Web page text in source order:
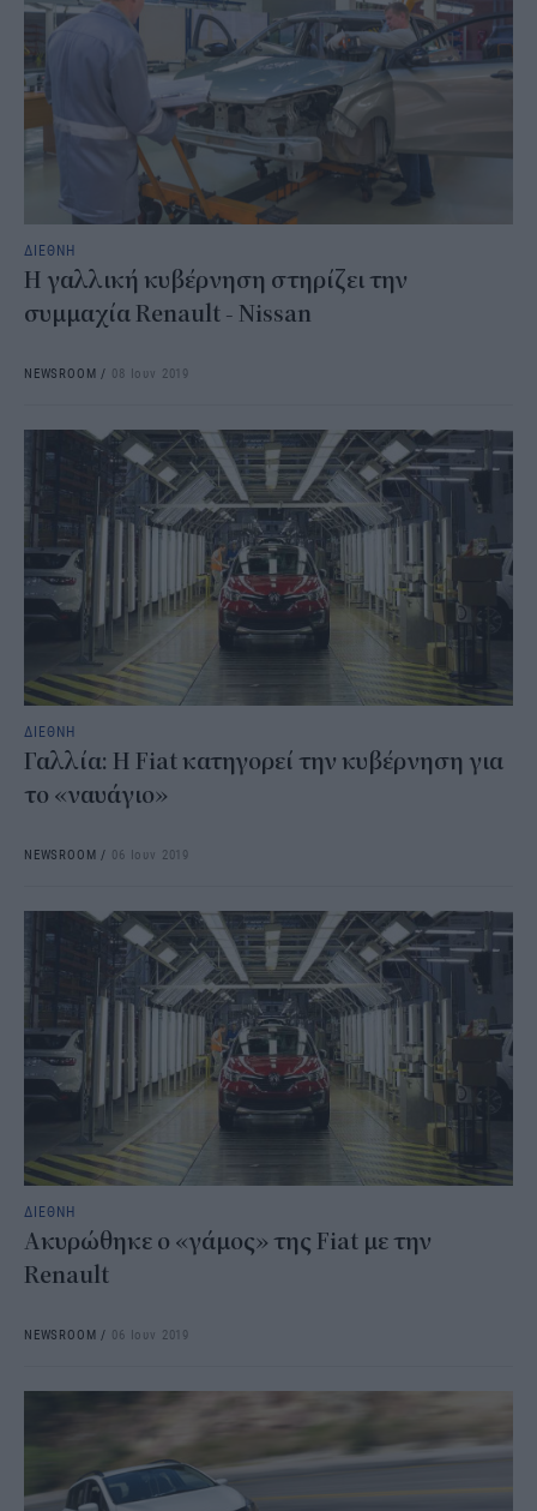
ΔΙΕΘΝΗ
Η γαλλική κυβέρνηση στηρίζει την
συμμαχία Renault - Nissan
NEWSROOM / 08 Ιουν 2019
ΔΙΕΘΝΗ
Γαλλία: Η Fiat κατηγορεί την κυβέρνηση για
το «ναυάγιο»
NEWSROOM / 06 Ιουν 2019
ΔΙΕΘΝΗ
Ακυρώθηκε ο «γάμος» της Fiat με την
Renault
NEWSROOM / 06 Ιουν 2019